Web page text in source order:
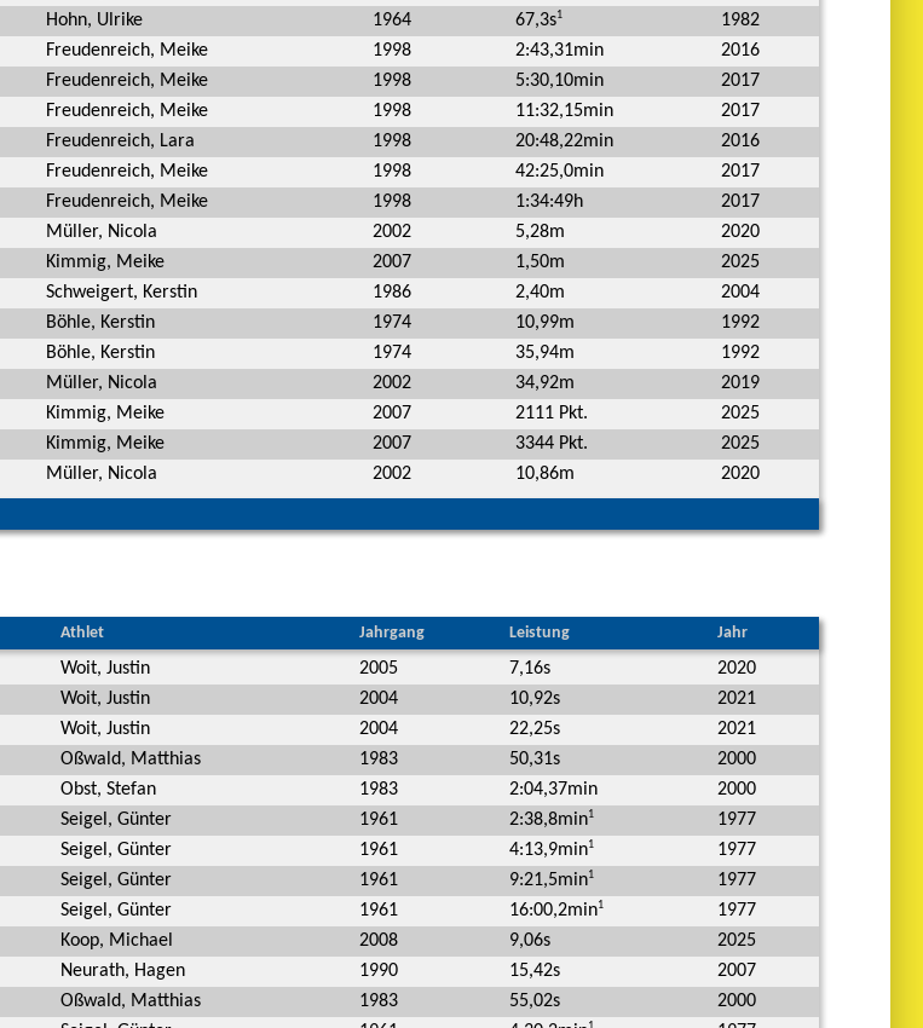
Hohn, Ulrike 1964 67,3s1
1982
Freudenreich, Meike 1998 2:43,31min
2016
Freudenreich, Meike 1998 5:30,10min
2017
Freudenreich, Meike 1998 11:32,15min
2017
Freudenreich, Lara 1998 20:48,22min
2016
Freudenreich, Meike 1998 42:25,0min
2017
Freudenreich, Meike 1998 1:34:49h
2017
Müller, Nicola 2002 5,28m
2020
Kimmig, Meike 2007 1,50m
2025
Schweigert, Kerstin 1986 2,40m
2004
Böhle, Kerstin 1974 10,99m
1992
Böhle, Kerstin 1974 35,94m
1992
Müller, Nicola 2002 34,92m
2019
Kimmig, Meike 2007 2111 Pkt.
2025
Kimmig, Meike 2007 3344 Pkt.
2025
Müller, Nicola 2002 10,86m 2020
Athlet Jahrgang Leistung Jahr
Woit, Justin 2005 7,16s
2020
Woit, Justin 2004 10,92s
2021
Woit, Justin 2004 22,25s
2021
Oßwald, Matthias 1983 50,31s
2000
Obst, Stefan 1983 2:04,37min
2000
Seigel, Günter 1961 2:38,8min1
1977
Seigel, Günter 1961 4:13,9min1
1977
Seigel, Günter 1961 9:21,5min1
1977
Seigel, Günter 1961 16:00,2min1
1977
Koop, Michael 2008 9,06s
2025
Neurath, Hagen 1990 15,42s
2007
Oßwald, Matthias 1983 55,02s
2000